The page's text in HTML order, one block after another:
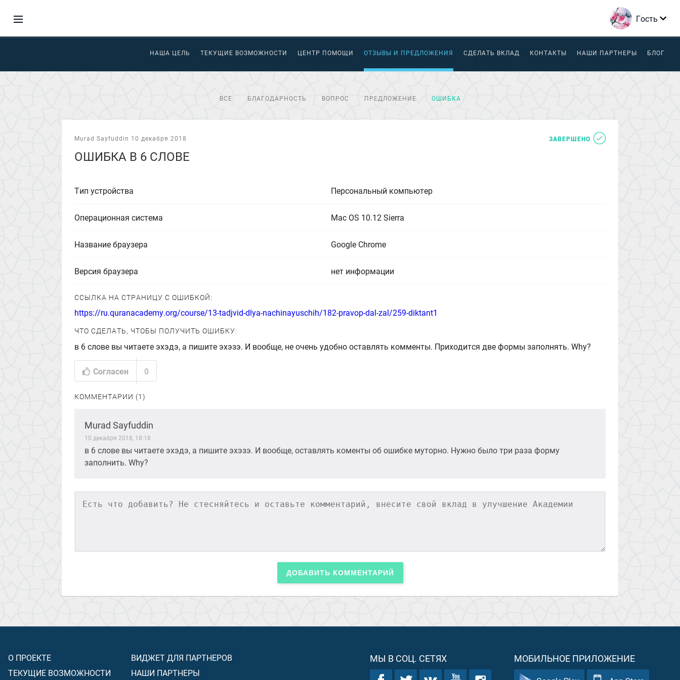
Гость
НАША ЦЕЛЬ ТЕКУЩИЕ ВОЗМОЖНОСТИ ЦЕНТР ПОМОЩИ ОТЗЫВЫ И ПРЕДЛОЖЕНИЯ СДЕЛАТЬ ВКЛАД КОНТАКТЫ НАШИ ПАРТНЕРЫ БЛОГ
ВСЕ БЛАГОДАРНОСТЬ ВОПРОС ПРЕДЛОЖЕНИЕ ОШИБКА
Murad Sayfuddin 10 декабря 2018 ЗАВЕРШЕНО
ОШИБКА В 6 СЛОВЕ
Тип устройства Персональный компьютер
Операционная система Mac OS 10.12 Sierra
Название браузера Google Chrome
Версия браузера нет информации
ССЫЛКА НА СТРАНИЦУ С ОШИБКОЙ:
https://ru.quranacademy.org/course/13-tadjvid-dlya-nachinayuschih/182-pravop-dal-zal/259-diktant1
ЧТО СДЕЛАТЬ, ЧТОБЫ ПОЛУЧИТЬ ОШИБКУ:
в 6 слове вы читаете эхэдэ, а пишите эхэзэ. И вообще, не очень удобно оставлять комменты. Приходится две формы заполнять. Why?
Согласен 0
КОММЕНТАРИИ (1)
Murad Sayfuddin
10 декабря 2018, 18:18
в 6 слове вы читаете эхэдэ, а пишите эхэзэ. И вообще, оставлять коменты об ошибке муторно. Нужно было три раза форму
заполнить. Why?
ДОБАВИТЬ КОММЕНТАРИЙ
О ПРОЕКТЕ
ТЕКУЩИЕ ВОЗМОЖНОСТИ
ВИДЖЕТ ДЛЯ ПАРТНЕРОВ
НАШИ ПАРТНЕРЫ
МЫ В СОЦ. СЕТЯХ МОБИЛЬНОЕ ПРИЛОЖЕНИЕ